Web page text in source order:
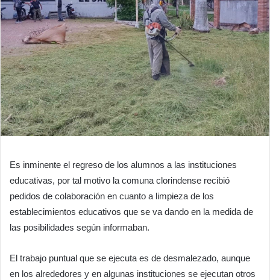
Es inminente el regreso de los alumnos a las instituciones
educativas, por tal motivo la comuna clorindense recibió
pedidos de colaboración en cuanto a limpieza de los
establecimientos educativos que se va dando en la medida de
las posibilidades según informaban.
El trabajo puntual que se ejecuta es de desmalezado, aunque
en los alrededores y en algunas instituciones se ejecutan otros